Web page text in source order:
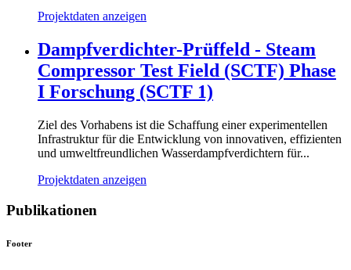
Projektdaten anzeigen
Dampfverdichter-Prüffeld - Steam
Compressor Test Field (SCTF) Phase
I Forschung (SCTF 1)
Ziel des Vorhabens ist die Schaffung einer experimentellen
Infrastruktur für die Entwicklung von innovativen, effizienten
und umweltfreundlichen Wasserdampfverdichtern für...
Projektdaten anzeigen
Publikationen
Footer